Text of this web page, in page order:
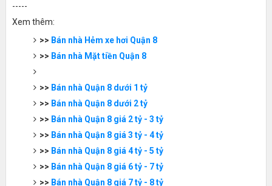
-----
Xem thêm:
>> Bán nhà Hẻm xe hơi Quận 8
>> Bán nhà Mặt tiền Quận 8
>> Bán nhà Quận 8 dưới 1 tỷ
>> Bán nhà Quận 8 dưới 2 tỷ
>> Bán nhà Quận 8 giá 2 tỷ - 3 tỷ
>> Bán nhà Quận 8 giá 3 tỷ - 4 tỷ
>> Bán nhà Quận 8 giá 4 tỷ - 5 tỷ
>> Bán nhà Quận 8 giá 6 tỷ - 7 tỷ
>> Bán nhà Quận 8 giá 7 tỷ - 8 tỷ